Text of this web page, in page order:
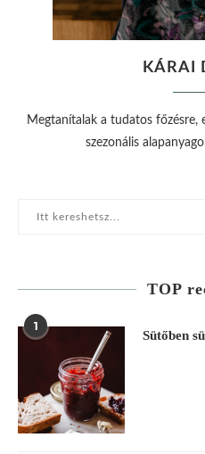
KÁRAI
Megtanítalak a tudatos főzésre,
szezonális
TOP
1
Sütőben